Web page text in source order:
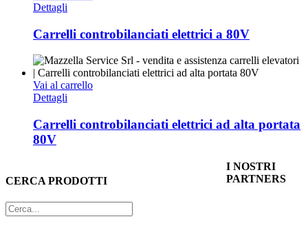
Dettagli
Carrelli controbilanciati elettrici a 80V
Vai al carrello
Dettagli
Carrelli controbilanciati elettrici ad alta portata
80V
CERCA PRODOTTI
I NOSTRI
PARTNERS